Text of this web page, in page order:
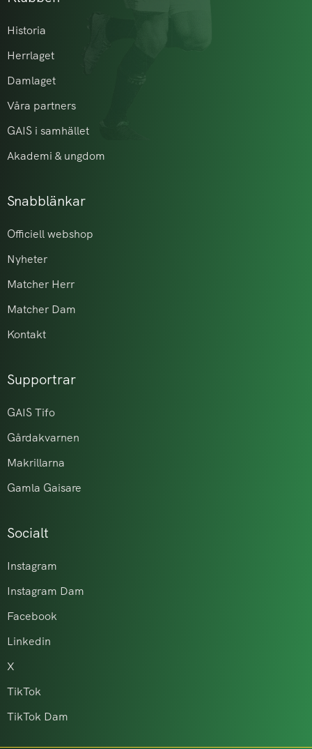
Historia
Herrlaget
Damlaget
Våra partners
GAIS i samhället
Akademi & ungdom
Snabblänkar
Officiell webshop
Nyheter
Matcher Herr
Matcher Dam
Kontakt
Supportrar
GAIS Tifo
Gårdakvarnen
Makrillarna
Gamla Gaisare
Socialt
Instagram
Instagram Dam
Facebook
Linkedin
X
TikTok
TikTok Dam